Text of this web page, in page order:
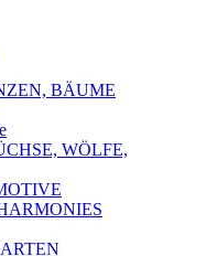
BÄUME
WÖLFE,